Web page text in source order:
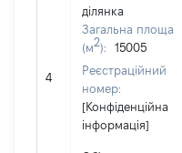
4
ділянка
Загальна площа
(м2):
15005
Реєстраційний
номер:
[Конфіденційна
інформація]